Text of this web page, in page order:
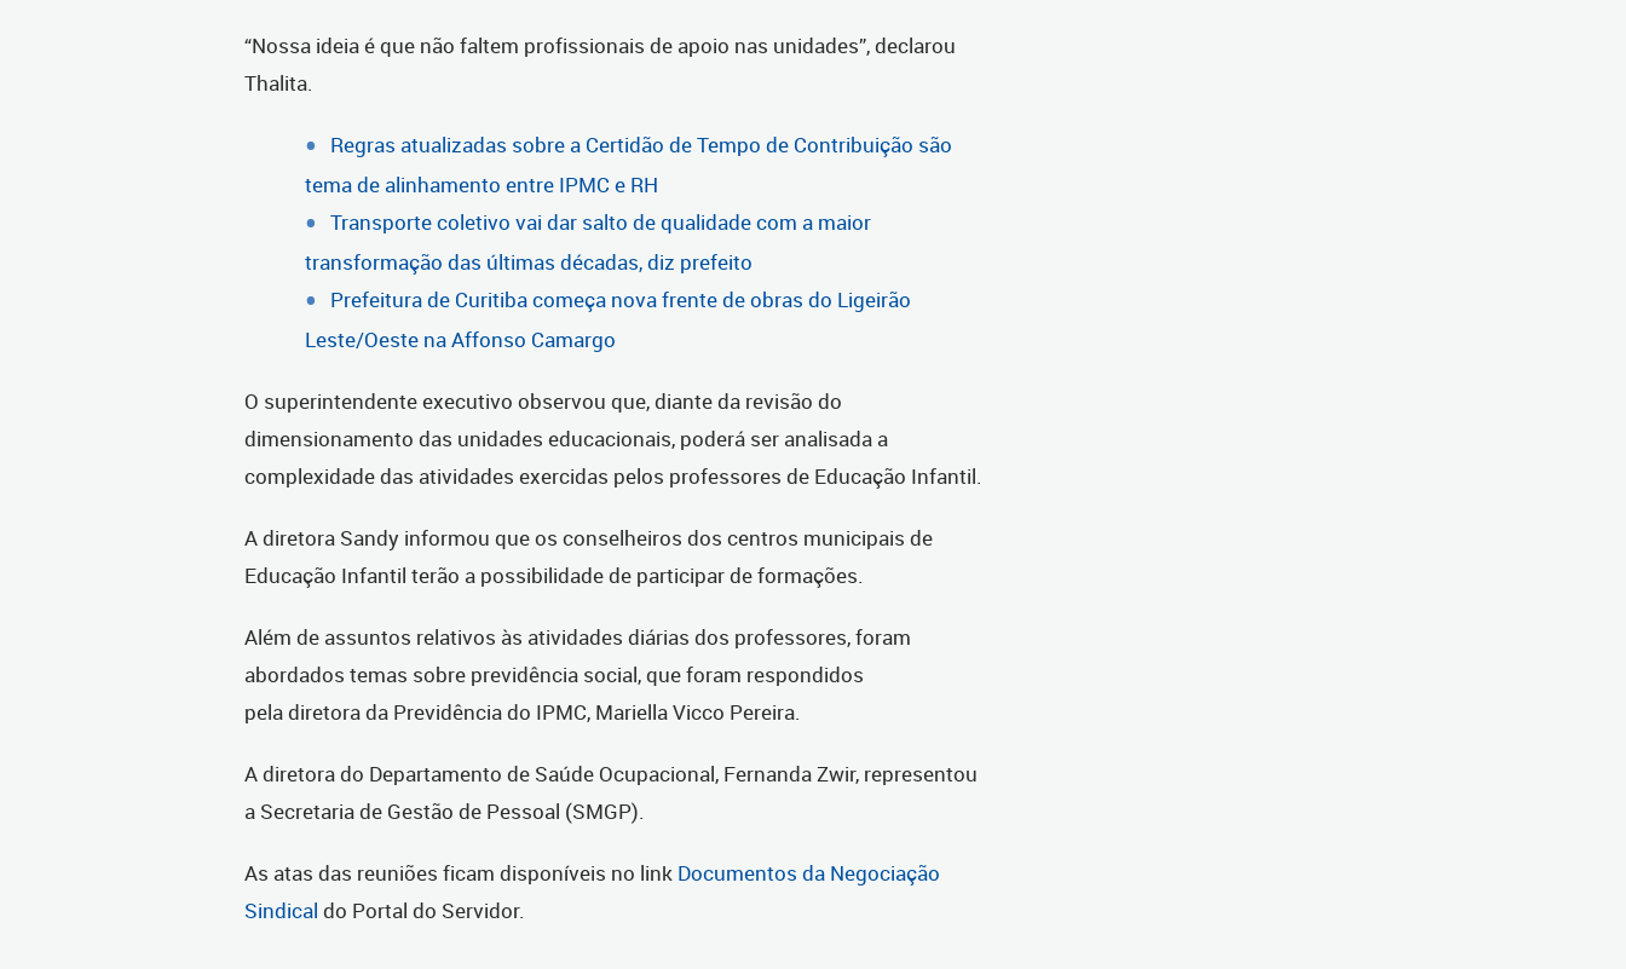
“Nossa ideia é que não faltem profissionais de apoio nas unidades”, declarou
Thalita.
Regras atualizadas sobre a Certidão de Tempo de Contribuição são
tema de alinhamento entre IPMC e RH
Transporte coletivo vai dar salto de qualidade com a maior
transformação das últimas décadas, diz prefeito
Prefeitura de Curitiba começa nova frente de obras do Ligeirão
Leste/Oeste na Affonso Camargo
O superintendente executivo observou que, diante da revisão do
dimensionamento das unidades educacionais, poderá ser analisada a
complexidade das atividades exercidas pelos professores de Educação Infantil.
A diretora Sandy informou que os conselheiros dos centros municipais de
Educação Infantil terão a possibilidade de participar de formações.
Além de assuntos relativos às atividades diárias dos professores, foram
abordados temas sobre previdência social, que foram respondidos
pela diretora da Previdência do IPMC, Mariella Vicco Pereira.
A diretora do Departamento de Saúde Ocupacional, Fernanda Zwir, representou
a Secretaria de Gestão de Pessoal (SMGP).
As atas das reuniões ficam disponíveis no link Documentos da Negociação
Sindical do Portal do Servidor.